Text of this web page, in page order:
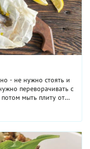
- не нужно стоять и
переворачивать с
мыть плиту от